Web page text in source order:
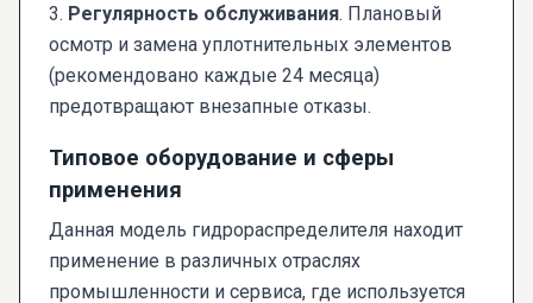
3. Регулярность обслуживания. Плановый
осмотр и замена уплотнительных элементов
(рекомендовано каждые 24 месяца)
предотвращают внезапные отказы.
Типовое оборудование и сферы
применения
Данная модель гидрораспределителя находит
применение в различных отраслях
промышленности и сервиса, где используется